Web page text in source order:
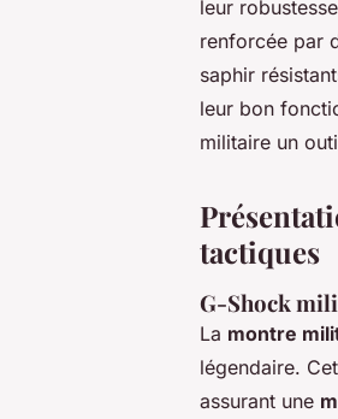
leur
renforcée par
saphir
leur bon
militaire un
tactiques
G-Shock
La montre
légendaire.
assurant une